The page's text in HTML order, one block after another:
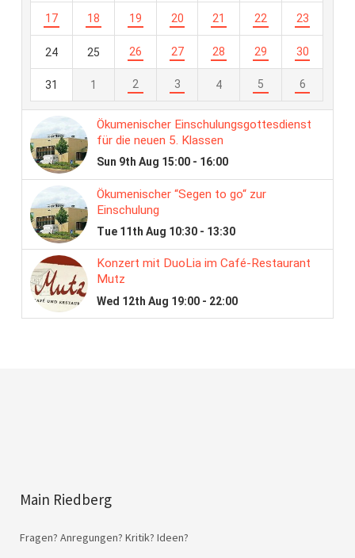
Main Riedberg
Fragen? Anregungen? Kritik? Ideen?